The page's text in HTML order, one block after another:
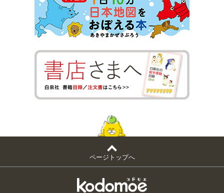
ページトップへ